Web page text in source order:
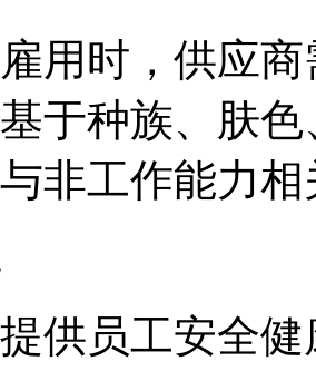
用时，供应
于种族、肤
非工作能力
供员工安全